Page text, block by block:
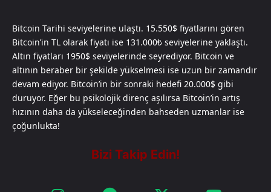
Bitcoin Tarihi seviyelerine ulaştı. 15.550$ fiyatlarını gören
Bitcoin’in TL olarak fiyatı ise 131.000₺ seviyelerine yaklaştı.
Altın fiyatları 1950$ seviyelerinde seyrediyor. Bitcoin ve
altının beraber bir şekilde yükselmesi ise uzun bir zamandır
devam ediyor. Bitcoin’in bir sonraki hedefi 20.000$ gibi
duruyor. Eğer bu psikolojik direnç aşılırsa Bitcoin’in artış
hızının daha da yükseleceğinden bahseden uzmanlar ise
çoğunlukta!